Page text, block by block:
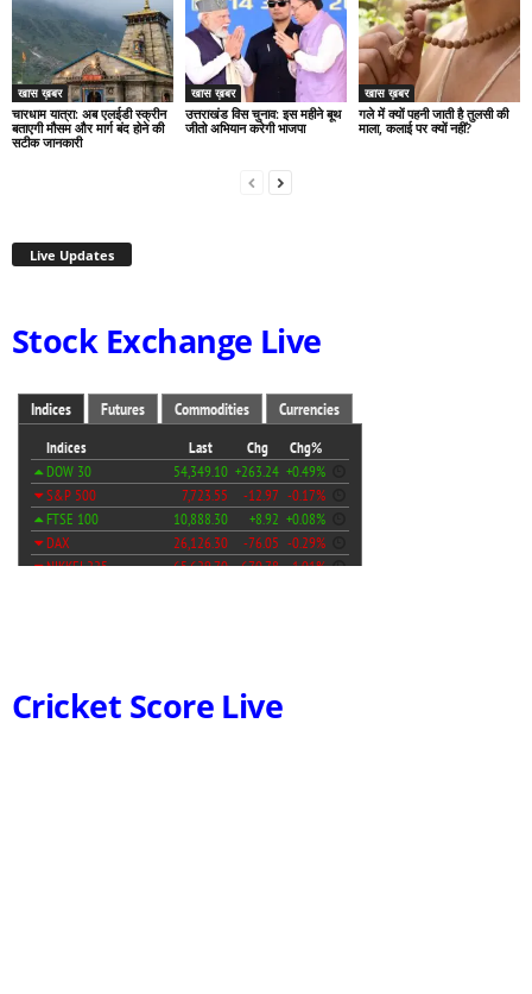
खास ख़बर
चारधाम यात्रा: अब एलईडी स्क्रीन
बताएगी मौसम और मार्ग बंद होने की
सटीक जानकारी
खास ख़बर
उत्तराखंड विस चुनाव: इस महीने बूथ
जीतो अभियान करेगी भाजपा
खास ख़बर
गले में क्यों पहनी जाती है तुलसी की
माला, कलाई पर क्यों नहीं?
Live Updates
Stock Exchange Live
Cricket Score Live